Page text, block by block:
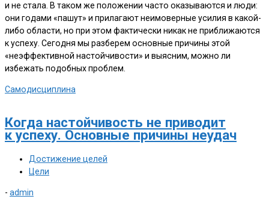
и не стала. В таком же положении часто оказываются и люди:
они годами «пашут» и прилагают неимоверные усилия в какой-
либо области, но при этом фактически никак не приближаются
к успеху. Сегодня мы разберем основные причины этой
«неэффективной настойчивости» и выясним, можно ли
избежать подобных проблем.
Самодисциплина
Когда настойчивость не приводит
к успеху. Основные причины неудач
Достижение целей
Цели
- admin